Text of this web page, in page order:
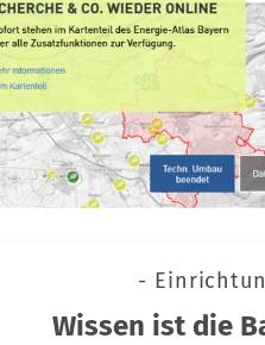
-
Wissen ist die